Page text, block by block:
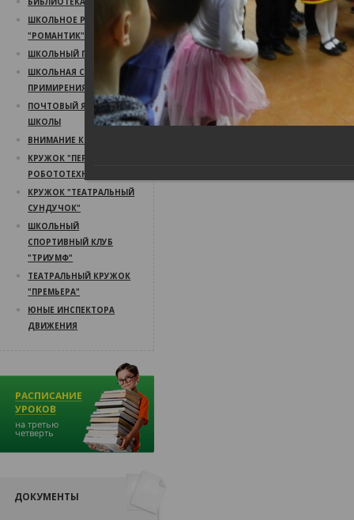
ШКОЛЬНОЕ РАДИО
"РОМАНТИК"
ШКОЛЬНЫЙ ПСИХОЛОГ
ШКОЛЬНАЯ СЛУЖБА
ПРИМИРЕНИЯ
ПОЧТОВЫЙ ЯЩИК
ШКОЛЫ
ВНИМАНИЕ КОНКУРС!
КРУЖОК "ПЕРВЫЙ ШАГ В
РОБОТОТЕХНИКУ"
КРУЖОК "ТЕАТРАЛЬНЫЙ
СУНДУЧОК"
ШКОЛЬНЫЙ
СПОРТИВНЫЙ КЛУБ
"ТРИУМФ"
ТЕАТРАЛЬНЫЙ КРУЖОК
"ПРЕМЬЕРА"
ЮНЫЕ ИНСПЕКТОРА
ДВИЖЕНИЯ
ДОКУМЕНТЫ